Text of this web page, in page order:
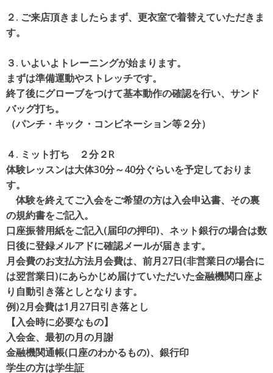
２. ご来店頂きましたらまず、更衣室で着替えていただきま
す。
３. いよいよトレーニングが始まります。
まずは準備運動やストレッチです。
終了後にグローブをつけて基本動作の確認を行い、サンド
バッグ打ち。
（パンチ・キック・コンビネーション等２分）
４. ミット打ち ２分２R
体験レッスンは大体30分～40分ぐらいを予定しておりま
す。
体験を終えてご入会をご希望の方は入会申込書、その裏
の規約書をご記入。
口座振替用紙をご記入(届印の押印)、ネット銀行の場合は数
日後に登録メルアドに確認メールが届きます。
月会費のお支払方法月会費は、前月27日(非営業日の場合に
は翌営業日)にあらかじめ届けていただいた金融機関口座よ
り自動引き落としとなります。
例)2月会費は1月27日引き落とし
【入会時に必要なもの】
入会金、最初の月の月謝
金融機関通帳(口座のわかるもの)、銀行印
学生の方は学生証